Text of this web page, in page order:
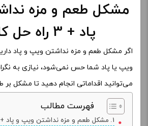
مشکل طعم و مزه
پاد + 3 راه حل کلیدی
اگر مشکل طعم و مزه نداشتن ویپ و پاد
ویپ یا پاد شما حس نمی‌شود، نیازی به
می‌توانید اقداماتی انجام دهید تا مشکل
فهرست مطالب
مشکل طعم و مزه نداشتن ویپ و پاد + 3 راه حل کلیدی